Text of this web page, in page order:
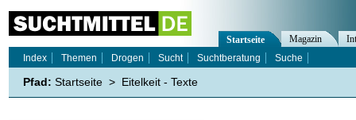
Startseite Magazin
Index
Themen Drogen Sucht Suchtberatung Suche
Pfad: Startseite > Eitelkeit - Texte